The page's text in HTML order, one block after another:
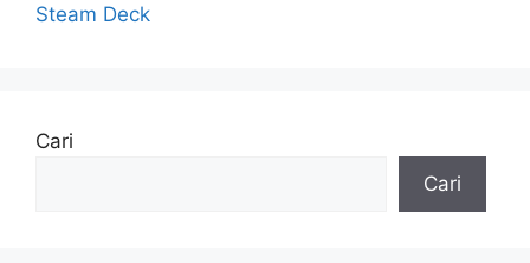
Steam Deck
Cari
Cari